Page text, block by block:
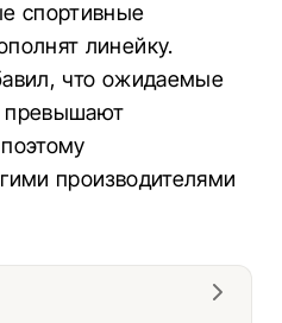
спортивные
линейку.
что ожидаемые
превышают
производителями